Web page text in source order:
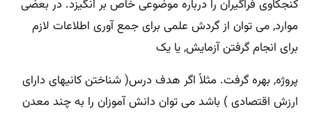
کنجکاوی فراگیران را درباره موضوعی خاص بر انگیزد. در بعضی
موارد, می توان از گردش علمی برای جمع آوری اطلاعات لازم
برای انجام گرفتن آزمایش, یا یک
پروژه, بهره گرفت. مثلاً اگر هدف درس( شناختن کانیهای دارای
ارزش اقتصادی ) باشد می توان دانش آموزان را به چند معدن